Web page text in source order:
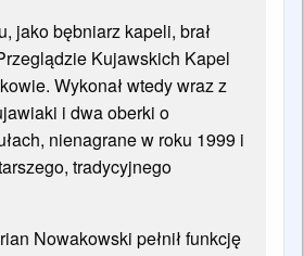
jako bębniarz kapeli, brał
Kujawskich Kapel
Wykonał wtedy wraz z
i dwa oberki o
nienagrane w roku 1999 i
tradycyjnego
Nowakowski pełnił funkcję